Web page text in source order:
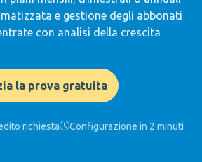
e gestione degli abbonati
con analisi della crescita
la prova gratuita
richiesta Configurazione in 2 minuti